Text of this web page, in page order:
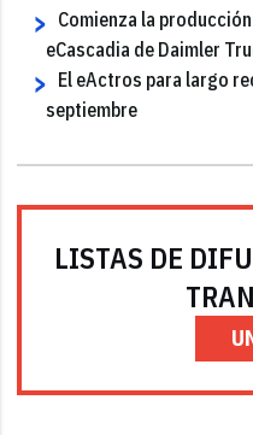
Comienza la
eCascadia de Daimler
El eActros para largo
septiembre
LISTAS DE